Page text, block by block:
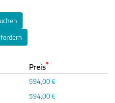
Preis*
594,00 €
594,00 €